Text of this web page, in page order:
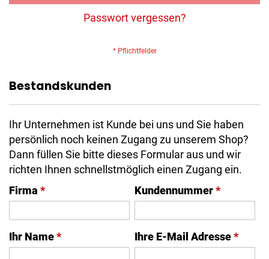
Passwort vergessen?
Bestandskunden
Ihr Unternehmen ist Kunde bei uns und Sie haben
persönlich noch keinen Zugang zu unserem Shop?
Dann füllen Sie bitte dieses Formular aus und wir
richten Ihnen schnellstmöglich einen Zugang ein.
Firma * Kundennummer*
Ihr Name* Ihre E-Mail Adresse*